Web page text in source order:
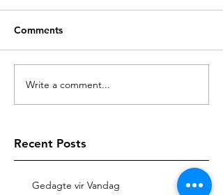
Comments
Write a comment...
Recent Posts
Gedagte vir Vandag